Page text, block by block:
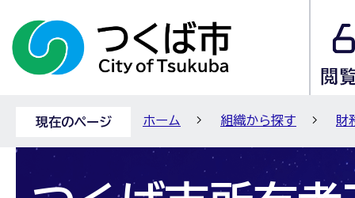
現在のページ ホーム 組織から探す 財